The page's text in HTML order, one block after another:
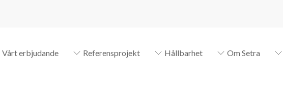
Vårt erbjudande Referensprojekt Hållbarhet Om Setra